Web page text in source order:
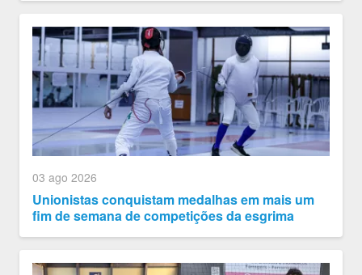
03 ago 2026
Unionistas conquistam medalhas em mais um
fim de semana de competições da esgrima